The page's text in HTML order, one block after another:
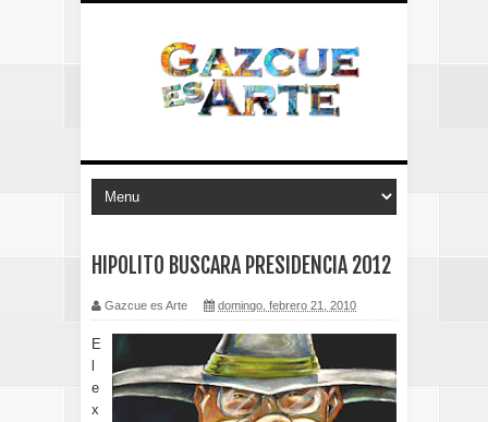
HIPOLITO BUSCARA PRESIDENCIA 2012
Gazcue es Arte domingo, febrero 21, 2010
E
e
x